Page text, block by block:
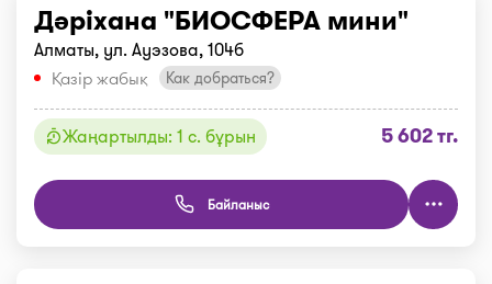
Дәріхана "БИОСФЕРА мини"
Алматы, ул. Ауэзова, 104б
Қазір жабық
Как добраться?
Жаңартылды: 1 с. бұрын 5 602 тг.
Байланыс